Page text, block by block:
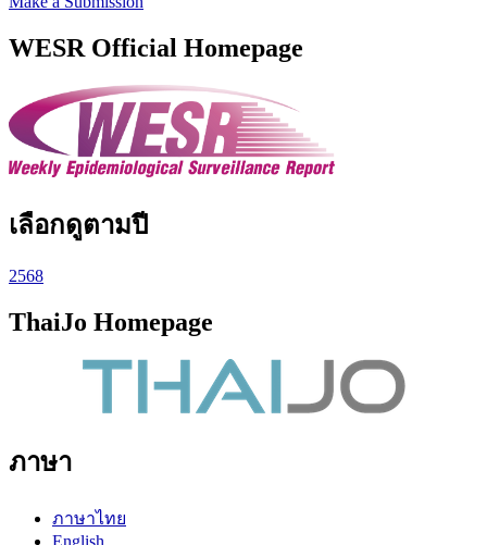
WESR Official Homepage
เลือกดูตามปี
2568
ThaiJo Homepage
ภาษา
ภาษาไทย
English